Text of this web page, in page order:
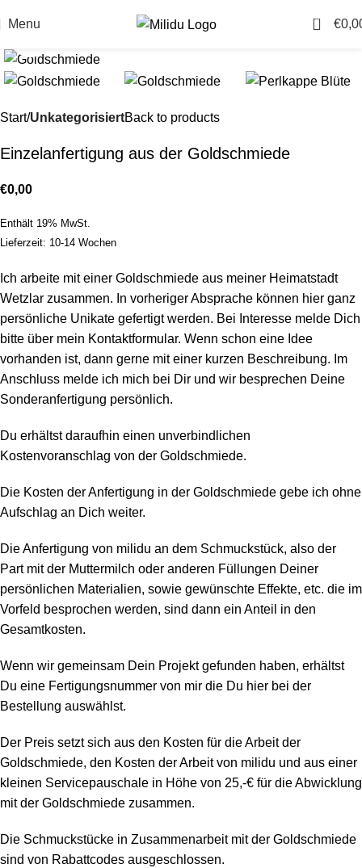
Menu 0 €
Start UnkategorisiertBack to products
Einzelanfertigung aus der Goldschmiede
€0,00
Enthält 19% MwSt.
Lieferzeit: 10-14 Wochen
Ich arbeite mit einer Goldschmiede aus meiner Heimatstadt
Wetzlar zusammen. In vorheriger Absprache können hier ganz
persönliche Unikate gefertigt werden. Bei Interesse melde Dich
bitte über mein Kontaktformular. Wenn schon eine Idee
vorhanden ist, dann gerne mit einer kurzen Beschreibung. Im
Anschluss melde ich mich bei Dir und wir besprechen Deine
Sonderanfertigung persönlich.
Du erhältst daraufhin einen unverbindlichen
Kostenvoranschlag von der Goldschmiede.
Die Kosten der Anfertigung in der Goldschmiede gebe ich ohne
Aufschlag an Dich weiter.
Die Anfertigung von milidu an dem Schmuckstück, also der
Part mit der Muttermilch oder anderen Füllungen Deiner
persönlichen Materialien, sowie gewünschte Effekte, etc. die im
Vorfeld besprochen werden, sind dann ein Anteil in den
Gesamtkosten.
Wenn wir gemeinsam Dein Projekt gefunden haben, erhältst
Du eine Fertigungsnummer von mir die Du hier bei der
Bestellung auswählst.
Der Preis setzt sich aus den Kosten für die Arbeit der
Goldschmiede, den Kosten der Arbeit von milidu und aus einer
kleinen Servicepauschale in Höhe von 25,-€ für die Abwicklung
mit der Goldschmiede zusammen.
Die Schmuckstücke in Zusammenarbeit mit der Goldschmiede
sind von Rabattcodes ausgeschlossen.